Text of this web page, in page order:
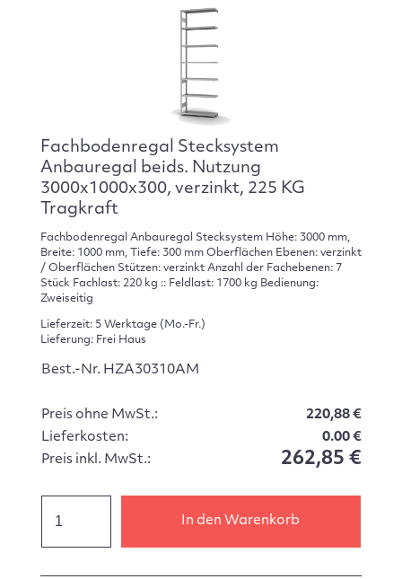
Fachbodenregal Stecksystem
Anbauregal beids. Nutzung
3000x1000x300, verzinkt, 225 KG
Tragkraft
Fachbodenregal Anbauregal Stecksystem Höhe: 3000 mm,
Breite: 1000 mm, Tiefe: 300 mm Oberflächen Ebenen: verzinkt
/ Oberflächen Stützen: verzinkt Anzahl der Fachebenen: 7
Stück Fachlast: 220 kg :: Feldlast: 1700 kg Bedienung:
Zweiseitig
Lieferzeit: 5 Werktage (Mo.-Fr.)
Lieferung: Frei Haus
Best.-Nr. HZA30310AM
Preis ohne MwSt.:
220,88 €
Lieferkosten:
0.00 €
Preis inkl. MwSt.:
262,85 €
In den Warenkorb